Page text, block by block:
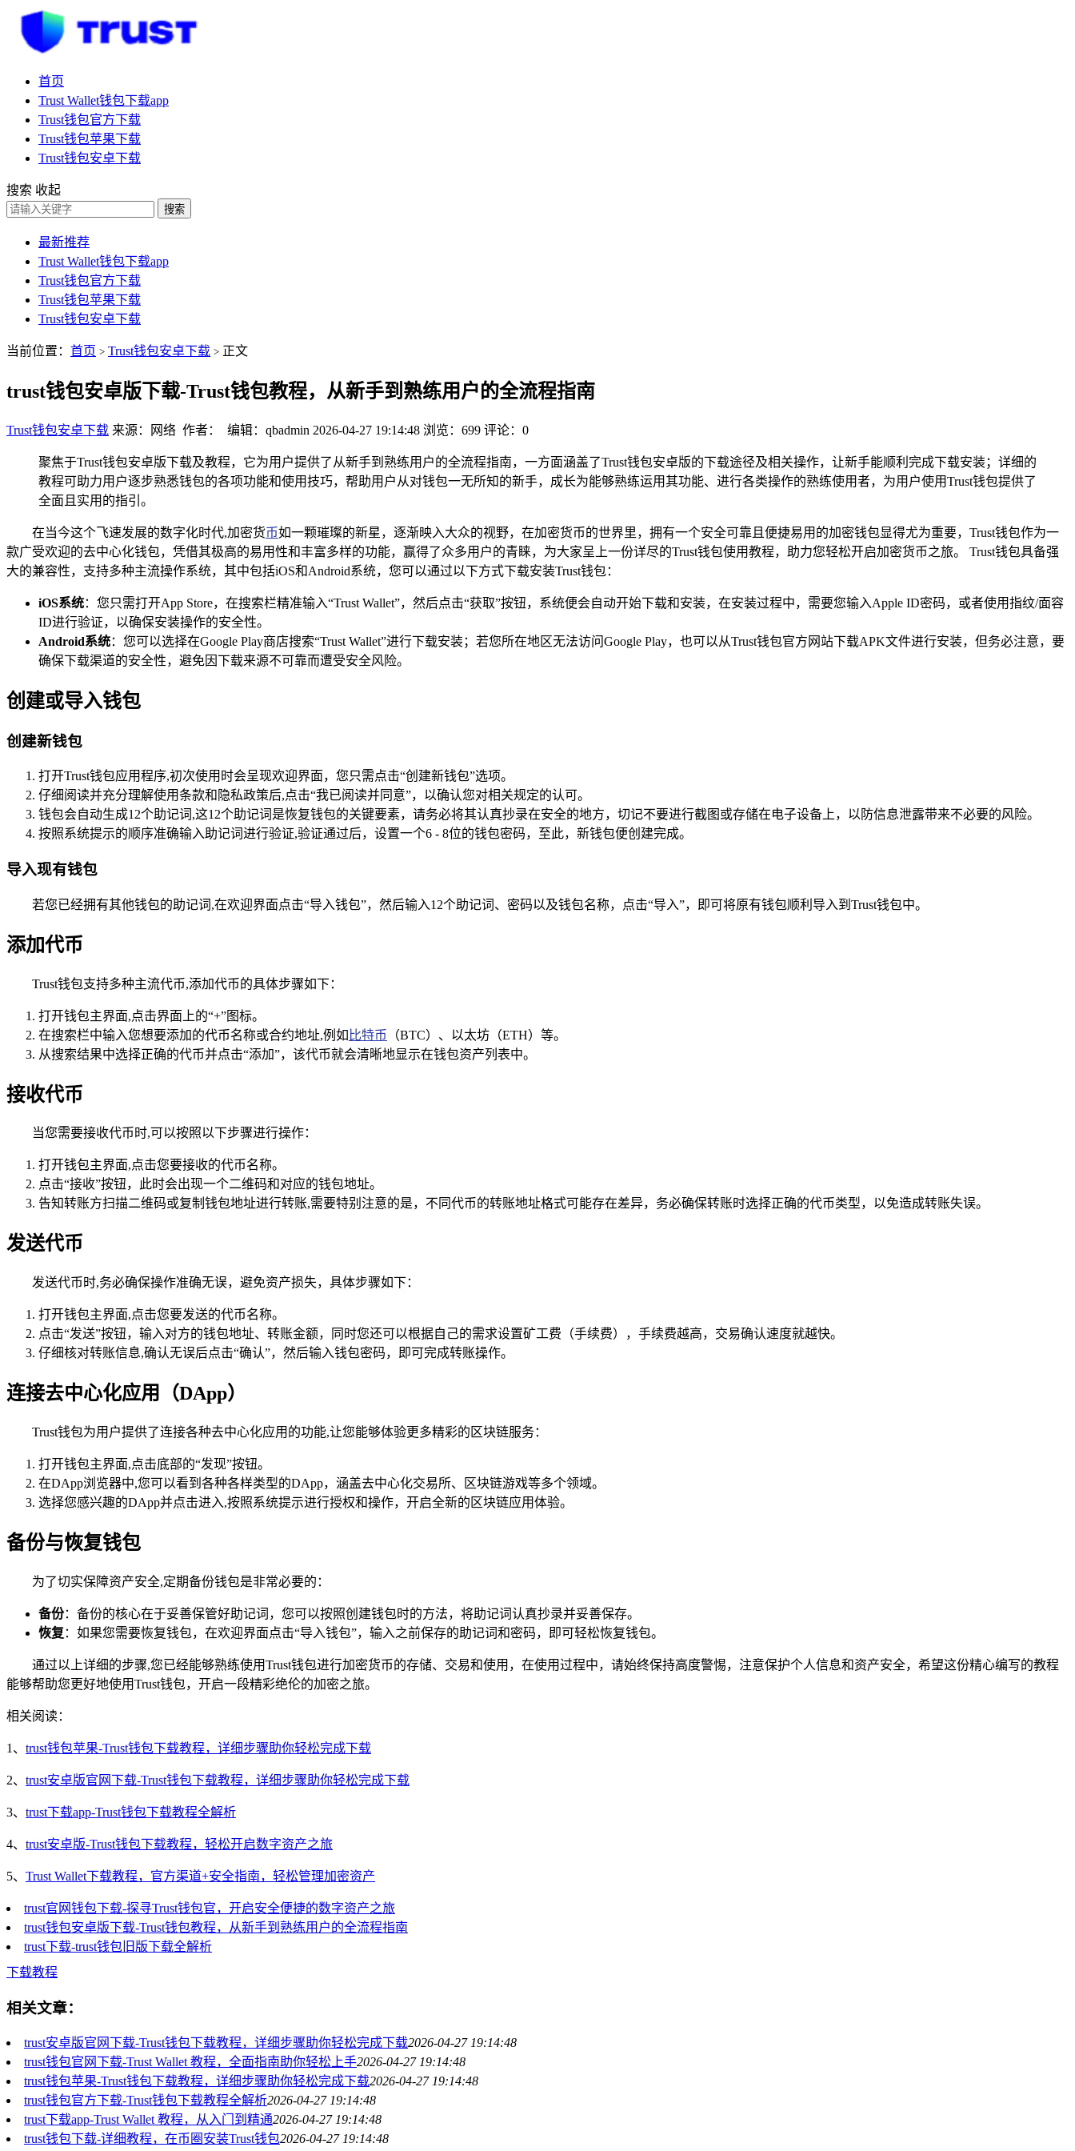
首页
Trust Wallet钱包下载app
Trust钱包官方下载
Trust钱包苹果下载
Trust钱包安卓下载
搜索 收起
搜索
最新推荐
Trust Wallet钱包下载app
Trust钱包官方下载
Trust钱包苹果下载
Trust钱包安卓下载
当前位置： 首页 > Trust钱包安卓下载 > 正文
trust钱包安卓版下载-Trust钱包教程，从新手到熟练用户的全流程指南
Trust钱包安卓下载 来源：网络 作者： 编辑：qbadmin 2026-04-27 19:14:48 浏览：699 评论：0
聚焦于Trust钱包安卓版下载及教程，它为用户提供了从新手到熟练用户的全流程指南，一方面涵盖了Trust钱包安卓版的下载途径及相关操作，让新手能顺利完成下载安装；详细的
教程可助力用户逐步熟悉钱包的各项功能和使用技巧，帮助用户从对钱包一无所知的新手，成长为能够熟练运用其功能、进行各类操作的熟练使用者，为用户使用Trust钱包提供了
全面且实用的指引。
在当今这个飞速发展的数字化时代,加密货币如一颗璀璨的新星，逐渐映入大众的视野，在加密货币的世界里，拥有一个安全可靠且便捷易用的加密钱包显得尤为重要，Trust钱包作为一
款广受欢迎的去中心化钱包，凭借其极高的易用性和丰富多样的功能，赢得了众多用户的青睐，为大家呈上一份详尽的Trust钱包使用教程，助力您轻松开启加密货币之旅。 Trust钱包具备强
大的兼容性，支持多种主流操作系统，其中包括iOS和Android系统，您可以通过以下方式下载安装Trust钱包：
iOS系统：您只需打开App Store，在搜索栏精准输入“Trust Wallet”，然后点击“获取”按钮，系统便会自动开始下载和安装，在安装过程中，需要您输入Apple ID密码，或者使用指纹/面容
ID进行验证，以确保安装操作的安全性。
Android系统：您可以选择在Google Play商店搜索“Trust Wallet”进行下载安装；若您所在地区无法访问Google Play，也可以从Trust钱包官方网站下载APK文件进行安装，但务必注意，要
确保下载渠道的安全性，避免因下载来源不可靠而遭受安全风险。
创建或导入钱包
创建新钱包
打开Trust钱包应用程序,初次使用时会呈现欢迎界面，您只需点击“创建新钱包”选项。
仔细阅读并充分理解使用条款和隐私政策后,点击“我已阅读并同意”，以确认您对相关规定的认可。
钱包会自动生成12个助记词,这12个助记词是恢复钱包的关键要素，请务必将其认真抄录在安全的地方，切记不要进行截图或存储在电子设备上，以防信息泄露带来不必要的风险。
按照系统提示的顺序准确输入助记词进行验证,验证通过后，设置一个6 - 8位的钱包密码，至此，新钱包便创建完成。
导入现有钱包
若您已经拥有其他钱包的助记词,在欢迎界面点击“导入钱包”，然后输入12个助记词、密码以及钱包名称，点击“导入”，即可将原有钱包顺利导入到Trust钱包中。
添加代币
Trust钱包支持多种主流代币,添加代币的具体步骤如下：
打开钱包主界面,点击界面上的“+”图标。
在搜索栏中输入您想要添加的代币名称或合约地址,例如 比特币
（BTC）、以太坊（ETH）等。
从搜索结果中选择正确的代币并点击“添加”，该代币就会清晰地显示在钱包资产列表中。
接收代币
当您需要接收代币时,可以按照以下步骤进行操作：
打开钱包主界面,点击您要接收的代币名称。
点击“接收”按钮，此时会出现一个二维码和对应的钱包地址。
告知转账方扫描二维码或复制钱包地址进行转账,需要特别注意的是，不同代币的转账地址格式可能存在差异，务必确保转账时选择正确的代币类型，以免造成转账失误。
发送代币
发送代币时,务必确保操作准确无误，避免资产损失，具体步骤如下：
打开钱包主界面,点击您要发送的代币名称。
点击“发送”按钮，输入对方的钱包地址、转账金额，同时您还可以根据自己的需求设置矿工费（手续费），手续费越高，交易确认速度就越快。
仔细核对转账信息,确认无误后点击“确认”，然后输入钱包密码，即可完成转账操作。
连接去中心化应用（DApp）
Trust钱包为用户提供了连接各种去中心化应用的功能,让您能够体验更多精彩的区块链服务：
打开钱包主界面,点击底部的“发现”按钮。
在DApp浏览器中,您可以看到各种各样类型的DApp，涵盖去中心化交易所、区块链游戏等多个领域。
选择您感兴趣的DApp并点击进入,按照系统提示进行授权和操作，开启全新的区块链应用体验。
备份与恢复钱包
为了切实保障资产安全,定期备份钱包是非常必要的：
备份：备份的核心在于妥善保管好助记词，您可以按照创建钱包时的方法，将助记词认真抄录并妥善保存。
恢复 ：如果您需要恢复钱包，在欢迎界面点击“导入钱包”，输入之前保存的助记词和密码，即可轻松恢复钱包。
通过以上详细的步骤,您已经能够熟练使用Trust钱包进行加密货币的存储、交易和使用，在使用过程中，请始终保持高度警惕，注意保护个人信息和资产安全，希望这份精心编写的教程
能够帮助您更好地使用Trust钱包，开启一段精彩绝伦的加密之旅。
相关阅读：
1、 trust钱包苹果-Trust钱包下载教程，详细步骤助你轻松完成下载
2、 trust安卓版官网下载-Trust钱包下载教程，详细步骤助你轻松完成下载
3、 trust下载app-Trust钱包下载教程全解析
4、 trust安卓版-Trust钱包下载教程，轻松开启数字资产之旅
5、 Trust Wallet下载教程，官方渠道+安全指南，轻松管理加密资产
trust官网钱包下载-探寻Trust钱包官，开启安全便捷的数字资产之旅
trust钱包安卓版下载-Trust钱包教程，从新手到熟练用户的全流程指南
trust下载-trust钱包旧版下载全解析
下载教程
相关文章：
trust安卓版官网下载-Trust钱包下载教程，详细步骤助你轻松完成下载2026-04-27 19:14:48
trust钱包官网下载-Trust Wallet 教程，全面指南助你轻松上手2026-04-27 19:14:48
trust钱包苹果-Trust钱包下载教程，详细步骤助你轻松完成下载2026-04-27 19:14:48
trust钱包官方下载-Trust钱包下载教程全解析2026-04-27 19:14:48
trust下载app-Trust Wallet 教程，从入门到精通2026-04-27 19:14:48
trust钱包下载-详细教程，在币圈安装Trust钱包2026-04-27 19:14:48